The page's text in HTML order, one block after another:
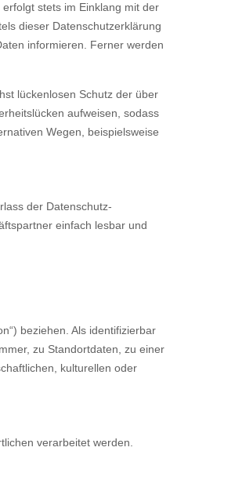
stets im Einklang mit der
dieser Datenschutzerklärung
informieren. Ferner werden
lückenlosen Schutz der über
aufweisen, sodass
Wegen, beispielsweise
der Datenschutz-
einfach lesbar und
beziehen. Als identifizierbar
zu Standortdaten, zu einer
kulturellen oder
verarbeitet werden.